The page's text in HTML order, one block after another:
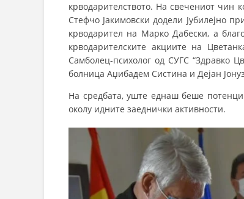
крводарителството. На свечениот чин
Стефчо Јакимовски додели Јубилејно
крводарител на Марко Дабески, а
крводарителските акциите на
Самболец-психолог од СУГС “Здравко
болница Аџибадем Систина и Дејан
На средбата, уште еднаш беше
околу идните заеднички активности.